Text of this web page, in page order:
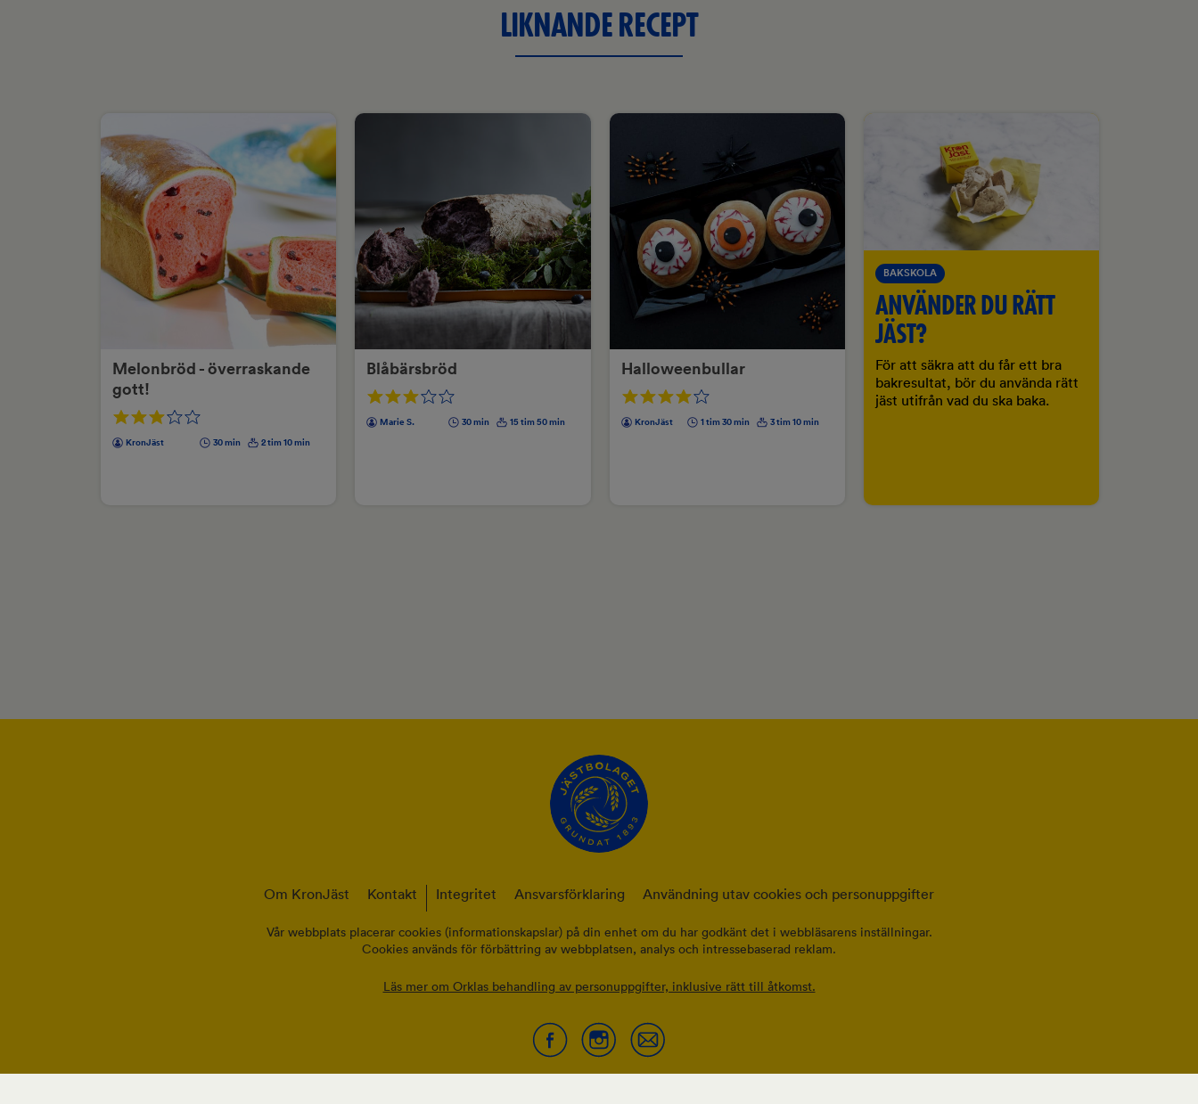
LIKNANDE RECEPT
Melonbröd - överraskande
gott!
KronJäst 30 min 2 tim 10 min
Blåbärsbröd
Marie S. 30 min 15 tim 50 min
Halloweenbullar
KronJäst 1 tim 30 min 3 tim 10 min
BAKSKOLA
ANVÄNDER DU RÄTT
JÄST?
För att säkra att du får ett bra
bakresultat, bör du använda rätt
jäst utifrån vad du ska baka.
Om KronJäst Kontakt Integritet Ansvarsförklaring Användning utav cookies och personuppgifter
Vår webbplats placerar cookies (informationskapslar) på din enhet om du har godkänt det i webbläsarens inställningar.
Cookies används för förbättring av webbplatsen, analys och intressebaserad reklam.
Läs mer om Orklas behandling av personuppgifter, inklusive rätt till åtkomst.